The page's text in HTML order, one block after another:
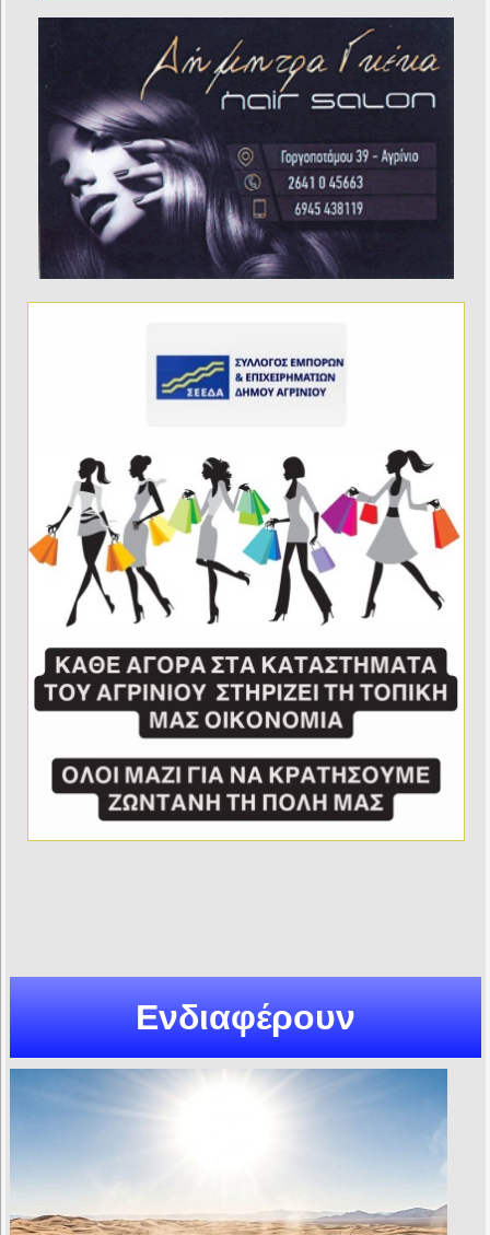
Ενδιαφέρουν